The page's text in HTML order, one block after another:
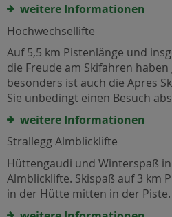
weitere Informationen
Hochwechsellifte
Auf 5,5 km Pistenlänge und
die Freude am Skifahren
besonders ist auch die Apres
Sie unbedingt einen Besuch
weitere Informationen
Strallegg Almblicklifte
Hüttengaudi und Winterspaß
Almblicklifte. Skispaß auf 3 km
in der Hütte mitten in der Piste.